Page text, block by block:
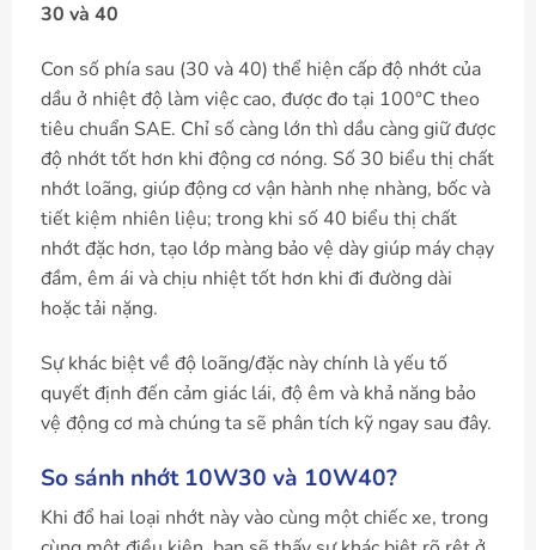
30 và 40
Con số phía sau (30 và 40) thể hiện cấp độ nhớt của
dầu ở nhiệt độ làm việc cao, được đo tại 100°C theo
tiêu chuẩn SAE. Chỉ số càng lớn thì dầu càng giữ được
độ nhớt tốt hơn khi động cơ nóng. Số 30 biểu thị chất
nhớt loãng, giúp động cơ vận hành nhẹ nhàng, bốc và
tiết kiệm nhiên liệu; trong khi số 40 biểu thị chất
nhớt đặc hơn, tạo lớp màng bảo vệ dày giúp máy chạy
đầm, êm ái và chịu nhiệt tốt hơn khi đi đường dài
hoặc tải nặng.
Sự khác biệt về độ loãng/đặc này chính là yếu tố
quyết định đến cảm giác lái, độ êm và khả năng bảo
vệ động cơ mà chúng ta sẽ phân tích kỹ ngay sau đây.
So sánh nhớt 10W30 và 10W40?
Khi đổ hai loại nhớt này vào cùng một chiếc xe, trong